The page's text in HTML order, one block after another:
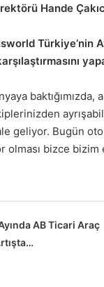
Hande
Türkiye’nin
baktığımızda,
geliyor. Bugün
bizce bizim
AB Ticari Araç